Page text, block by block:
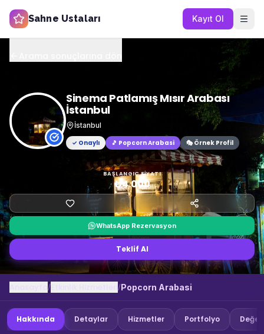
Sahne Ustaları Kayıt Ol
Sinema Patlamış Mısır Arabası
İstanbul
İstanbul
✓ Onaylı
🎵 Popcorn Arabasi 🎭 Örnek Profil
BAŞLANGIÇ FIYATI
₺4.000
WhatsApp Rezervasyon
Teklif Al
/ /Popcorn Arabasi
Hakkında Detaylar Hizmetler Portfolyo